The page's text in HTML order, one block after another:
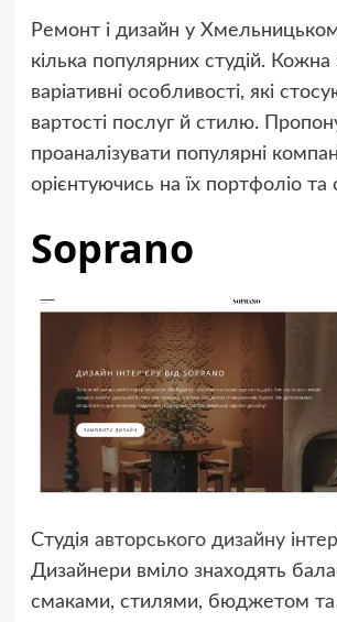
Ремонт і дизайн у
кілька популярних студій.
варіативні особливості, які
вартості послуг й стилю.
проаналізувати популярні
орієнтуючись на їх портфоліо та
Soprano
Студія авторського дизайну
Дизайнери вміло знаходять
смаками, стилями, бюджетом та